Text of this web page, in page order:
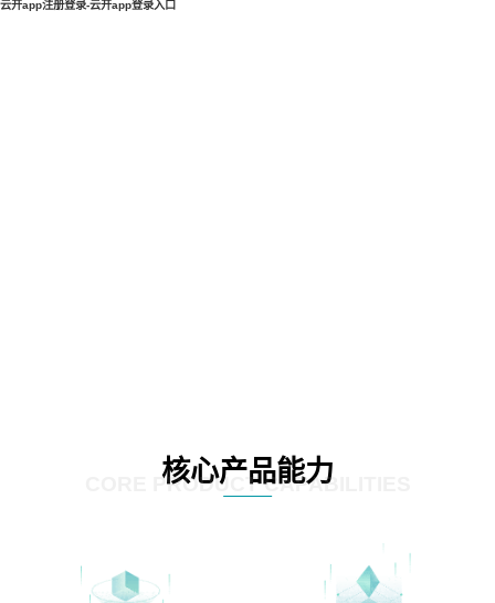
云开app注册登录-云开app登录入口
核心产品能力
CORE PRODUCT CAPABILITIES